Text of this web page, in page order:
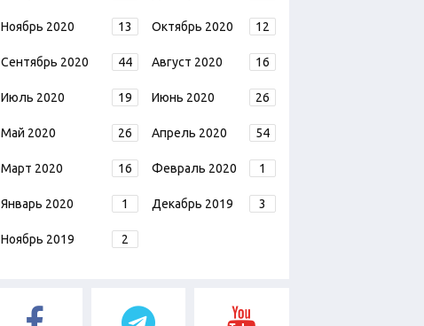
Ноябрь 2020 13 Октябрь 2020 12
Сентябрь 2020 44 Август 2020 16
Июль 2020 19 Июнь 2020 26
Май 2020 26 Апрель 2020 54
Март 2020 16 Февраль 2020 1
Январь 2020 1 Декабрь 2019 3
Ноябрь 2019 2